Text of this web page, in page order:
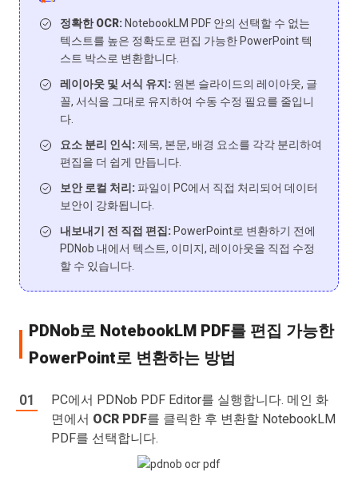
정확한 OCR: NotebookLM PDF 안의 선택할 수 없는
텍스트를 높은 정확도로 편집 가능한 PowerPoint 텍
스트 박스로 변환합니다.
레이아웃 및 서식 유지: 원본 슬라이드의 레이아웃, 글
꼴, 서식을 그대로 유지하여 수동 수정 필요를 줄입니
다.
요소 분리 인식:제목, 본문, 배경 요소를 각각 분리하여
편집을 더 쉽게 만듭니다.
보안 로컬 처리:파일이 PC에서 직접 처리되어 데이터
보안이 강화됩니다.
내보내기 전 직접 편집: PowerPoint로 변환하기 전에
PDNob 내에서 텍스트, 이미지, 레이아웃을 직접 수정
할 수 있습니다.
PDNob로 NotebookLM PDF를 편집 가능한
PowerPoint로 변환하는 방법
PC에서 PDNob PDF Editor를 실행합니다. 메인 화
면에서 OCR PDF를 클릭한 후 변환할 NotebookLM
PDF를 선택합니다.